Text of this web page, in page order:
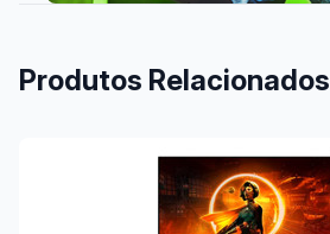
Produtos Relacionados